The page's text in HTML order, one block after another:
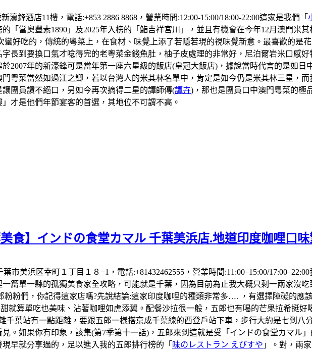
濠鋒酒店11樓，電話:+853 2886 8868，營業時間:12:00-15:00/18:00-22:00這家是我們「
「當奧豐素1890」及2025年入榜的「鮨吉祥宮川」，並且有機會在今年12月澳門米
好吃的，傳統的粵菜上，在食材、味覺上添了若隱若現的視味覺新意。最喜歡的是
長到要換口氣才唸得完的老粵菜金錢魚肚，柚子皮處理的非常好，尼泊爾岩米口感
2007年的新濠鋒可是當年第一座六星級的飯店(皇冠大飯店)，據說當時代言的是如
粵菜當然如過江之鯽，若以台灣人的米其林名單中，肯定是如今仍是米其林三星，
團員讚不絕口，另如今再次摘得二星的譚師傳(譚卉)，那也是團員口中澳門粵菜的極
才是他們年節宴客的首選，其地位不可謂不高。
食】インドの食堂カマル 千葉美浜店.地道印度咖哩口
市美浜区幸町１丁目１８−1，電話:+81432462555，營業時間:11:00–15:00/
篇單一縣的孤獨美食家全攻略，可能就是千葉，因為目前為止我大概只剩一兩家沒
粉們，你記得這家店嗎?先說結論:這家印度咖哩的種類非常多…. ，有選擇障礙的應
就算單吃也美味、沾著咖哩如虎添翼。配餐沙拉很一般，五郎也有喝的芒果拉希挺好
千葉站有一點距離，要跟五郎一樣搭京成千葉線的西登戶站下車，步行大約是七到八
。如果你有印象，該集(第7季第十一話)，五郎來到這就是受「インドの食堂カマル
早就分享過的，足以進入我的五郎排行榜的「 味のレストラン えびすや 」。對，兩